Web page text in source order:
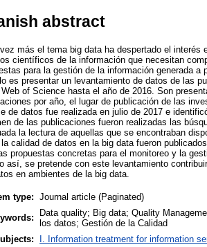
abstract
más el tema big data ha despertado el
científicos de la información que necesitan
para la gestión de la información generada
es presentar un levantamiento de datos de las
of Science hasta el año de 2016. Son
por año, el lugar de publicación de las
de datos fue realizada en julio de 2017 e
de las publicaciones fueron realizadas las
la lectura de aquellas que se encontraban
calidad de datos en la big data fueron
propuestas concretas para el monitoreo y la
así, se pretende con este levantamiento
en ambientes de la big data.
type:
Journal article (Paginated)
Data quality; Big data; Quality
los datos; Gestión de la Calidad
I. Information treatment for information